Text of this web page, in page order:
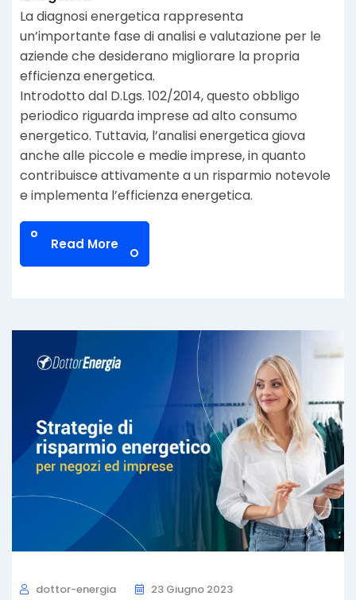
La diagnosi energetica rappresenta
un’importante fase di analisi e valutazione per le
aziende che desiderano migliorare la propria
efficienza energetica.
Introdotto dal D.Lgs. 102/2014, questo obbligo
periodico riguarda imprese ad alto consumo
energetico. Tuttavia, l’analisi energetica giova
anche alle piccole e medie imprese, in quanto
contribuisce attivamente a un risparmio notevole
e implementa l’efficienza energetica.
Read More
dottor-energia
23 Giugno 2023